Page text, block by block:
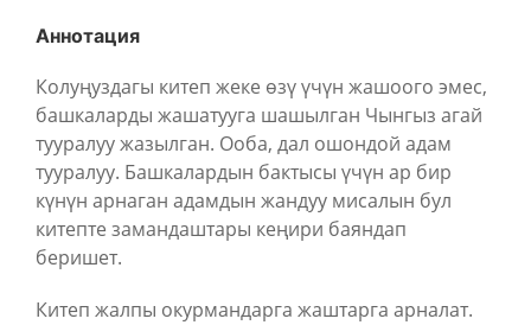
Аннотация
Колуңуздагы китеп жеке өзү үчүн жашоого эмес,
башкаларды жашатууга шашылган Чынгыз агай
тууралуу жазылган. Ооба, дал ошондой адам
тууралуу. Башкалардын бактысы үчүн ар бир
күнүн арнаган адамдын жандуу мисалын бул
китепте замандаштары кеңири баяндап
беришет.
Китеп жалпы окурмандарга жаштарга арналат.